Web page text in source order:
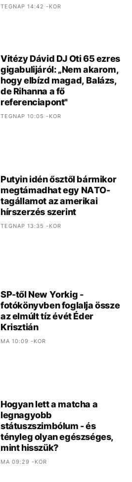
TEGNAP 14:42 -KOR
Vitézy Dávid DJ Oti 65 ezres
gigabulijáról: „Nem akarom,
hogy elbízd magad, Balázs,
de Rihanna a fő
referenciapont"
TEGNAP 10:05 -KOR
Putyin idén ősztől bármikor
megtámadhat egy NATO-
tagállamot az amerikai
hírszerzés szerint
TEGNAP 13:35 -KOR
SP-től New Yorkig -
fotókönyvben foglalja össze
az elmúlt tíz évét Éder
Krisztián
MA 10:09 -KOR
Hogyan lett a matcha a
legnagyobb
státuszszimbólum - és
tényleg olyan egészséges,
mint hisszük?
MA 09:29 -KOR